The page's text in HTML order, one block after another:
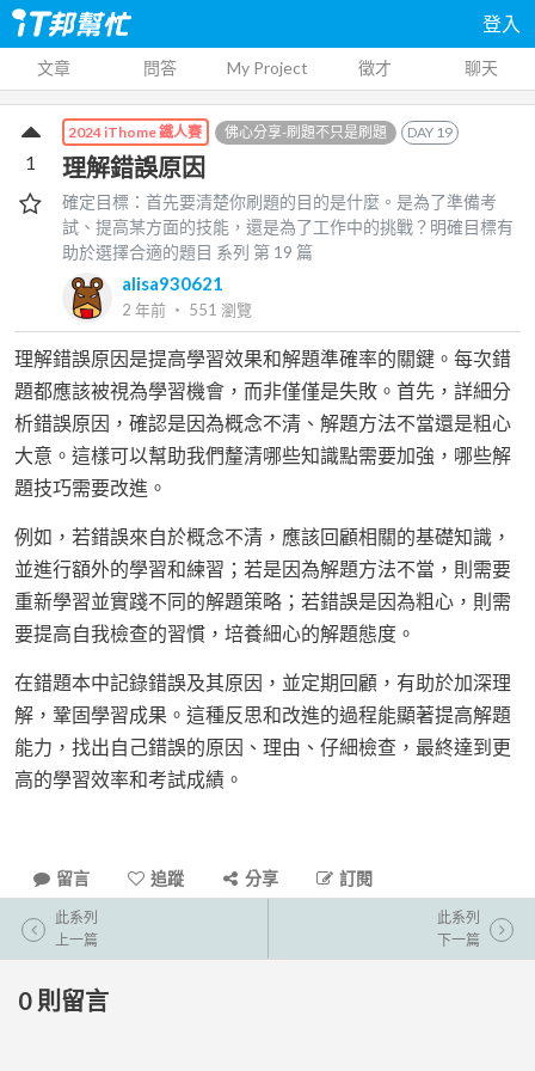
登入
文章 問答 My Project 徵才 聊天
2024 iThome 鐵人賽 佛心分享-刷題不只是刷題 DAY 19
理解錯誤原因
確定目標：首先要清楚你刷題的目的是什麼。是為了準備考
試、提高某方面的技能，還是為了工作中的挑戰？明確目標有
助於選擇合適的題目 系列 第 19 篇
alisa930621
2 年前 ‧ 551 瀏覽
1
理解錯誤原因是提高學習效果和解題準確率的關鍵。每次錯
題都應該被視為學習機會，而非僅僅是失敗。首先，詳細分
析錯誤原因，確認是因為概念不清、解題方法不當還是粗心
大意。這樣可以幫助我們釐清哪些知識點需要加強，哪些解
題技巧需要改進。
例如，若錯誤來自於概念不清，應該回顧相關的基礎知識，
並進行額外的學習和練習；若是因為解題方法不當，則需要
重新學習並實踐不同的解題策略；若錯誤是因為粗心，則需
要提高自我檢查的習慣，培養細心的解題態度。
在錯題本中記錄錯誤及其原因，並定期回顧，有助於加深理
解，鞏固學習成果。這種反思和改進的過程能顯著提高解題
能力，找出自己錯誤的原因、理由、仔細檢查，最終達到更
高的學習效率和考試成績。
留言 追蹤 分享 訂閱
此系列
上一篇
此系列
下一篇
0 則留言